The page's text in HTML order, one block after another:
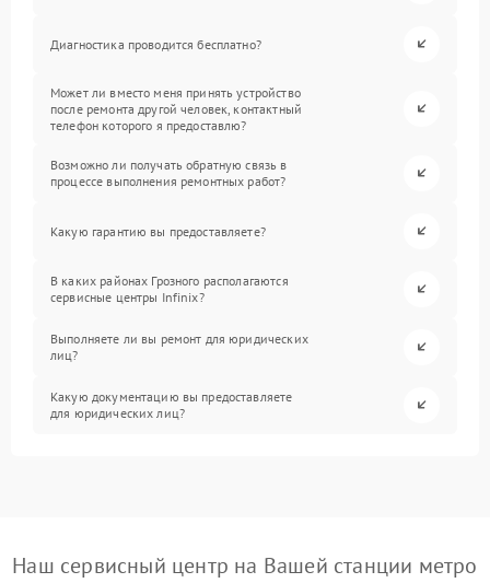
Диагностика проводится бесплатно?
Может ли вместо меня принять устройство
после ремонта другой человек, контактный
телефон которого я предоставлю?
Возможно ли получать обратную связь в
процессе выполнения ремонтных работ?
Какую гарантию вы предоставляете?
В каких районах Грозного располагаются
сервисные центры Infinix?
Выполняете ли вы ремонт для юридических
лиц?
Какую документацию вы предоставляете
для юридических лиц?
Наш сервисный центр на Вашей станции метро